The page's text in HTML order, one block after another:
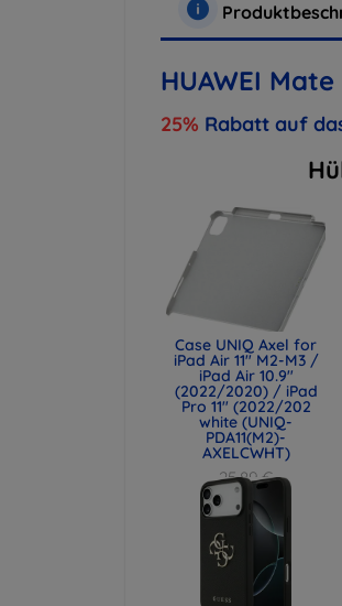
HUAWEI
25% Rabatt auf
Case UNIQ Axel for
iPad Air 11" M2-M3 /
iPad Air 10.9"
(2022/2020) / iPad
Pro 11" (2022/202
white (UNIQ-
PDA11(M2)-
AXELCWHT)
25,89 €
19,42 €